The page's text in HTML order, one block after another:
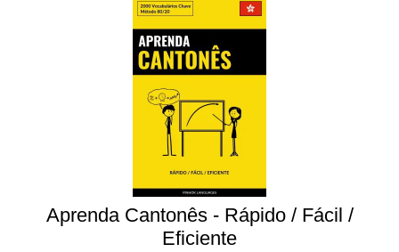
Aprenda Cantonês - Rápido / Fácil /
Eficiente